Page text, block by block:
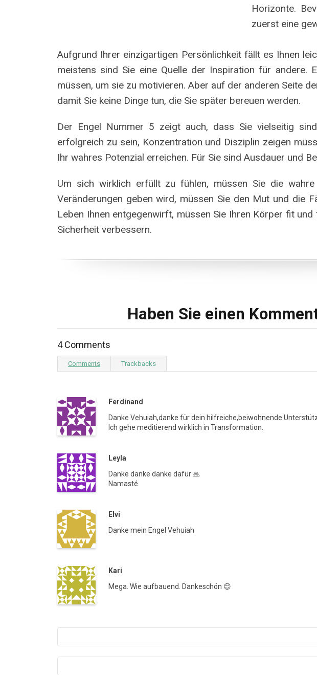
Horizonte.
zuerst eine
Aufgrund Ihrer einzigartigen Persönlichkeit fällt es Ihnen
meistens sind Sie eine Quelle der Inspiration für andere.
müssen, um sie zu motivieren. Aber auf der anderen Seite
damit Sie keine Dinge tun, die Sie später bereuen werden.
Der Engel Nummer 5 zeigt auch, dass Sie vielseitig
erfolgreich zu sein, Konzentration und Disziplin zeigen
Ihr wahres Potenzial erreichen. Für Sie sind Ausdauer und
Um sich wirklich erfüllt zu fühlen, müssen Sie die
Veränderungen geben wird, müssen Sie den Mut und die
Leben Ihnen entgegenwirft, müssen Sie Ihren Körper fit
Sicherheit verbessern.
Haben Sie einen
4 Comments
Comments Trackbacks
Ferdinand
Danke Vehuiah,danke für dein hilfreiche,beiwohnende
Ich gehe meditierend wirklich in Transformation.
Leyla
Danke danke danke dafür 🙏
Namasté
Elvi
Danke mein Engel Vehuiah
Kari
Mega. Wie aufbauend. Dankeschön 😊